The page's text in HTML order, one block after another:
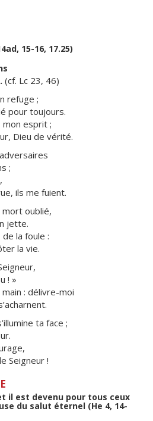
15-16, 17.25)
(cf. Lc 23, 46)
refuge ;
pour toujours.
esprit ;
Dieu de vérité.
;
ils me fuient.
mort oublié,
jette.
de la foule :
la vie.
! »
: délivre-moi
ta face ;
Seigneur !
il est devenu pour tous ceux
du salut éternel (He 4, 14-